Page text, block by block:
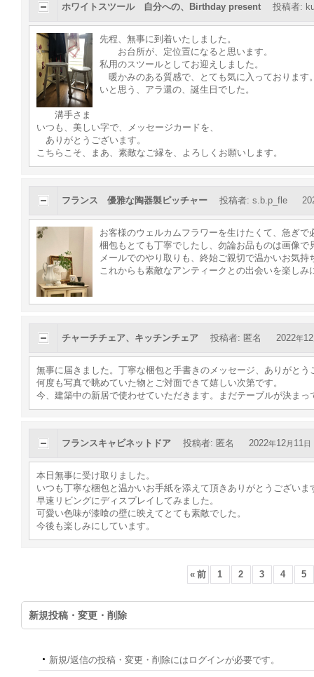
ホワイトスツール 自分への、Birthday present 投稿者:
先程、無事に到着いたしました。
お台所が、定位置になると思います。
私用のスツールとしてお迎えしました。
暖かみのある質感で、とても気に入っております
いと思う、アラ還の、誕生日でした。
溝手さま
いつも、美しい字で、メッセージカードを、
ありがとうございます。
こちらこそ、まあ、素敵なご縁を、よろしくお願いします。
フランス 優雅な陶器製ピッチャー 投稿者: s.b.p_fle
お客様のウェルカムフラワーを生けたくて、急ぎ
梱包もとても丁寧でしたし、勿論お品ものは画像
メールでのやり取りも、終始ご親切で温かいお気
これからも素敵なアンティークとの出会いを楽しみ
チャーチチェア、キッチンチェア 投稿者: 匿名 2022年12
無事に届きました。丁寧な梱包と手書きのメッセージ、ありがとう
何度も写真で眺めていた物とご対面できて嬉しい次第です。
今、建築中の新居で使わせていただきます。まだテーブルが決ま
フランスキャビネットドア 投稿者: 匿名 2022年12月 11 日
本日無事に受け取りました。
いつも丁寧な梱包と温かいお手紙を添えて頂きありがとうございま
早速リビングにディスプレイしてみました。
可愛い色味が漆喰の壁に映えてとても素敵でした。
今後も楽しみにしています。
« 前 1 2 3 4 5
新規投稿・変更・削除
新規/返信の投稿・変更・削除にはログインが必要です。